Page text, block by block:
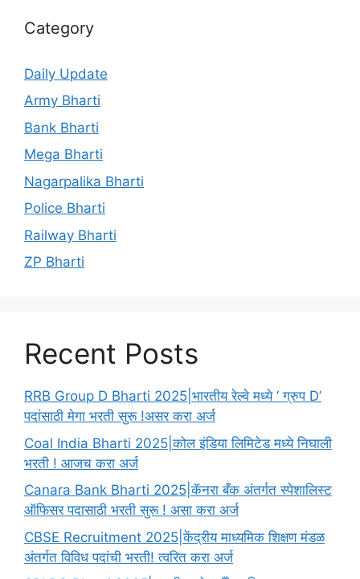
Category
Daily Update
Army Bharti
Bank Bharti
Mega Bharti
Nagarpalika Bharti
Police Bharti
Railway Bharti
ZP Bharti
Recent Posts
RRB Group D Bharti 2025|भारतीय रेल्वे मध्ये ‘ ग्रुप D’
पदांसाठी मेगा भरती सुरू !असर करा अर्ज
Coal India Bharti 2025|कोल इंडिया लिमिटेड मध्ये निघाली
भरती ! आजच करा अर्ज
Canara Bank Bharti 2025|कॅनरा बँक अंतर्गत स्पेशालिस्ट
ऑफिसर पदासाठी भरती सुरू ! असा करा अर्ज
CBSE Recruitment 2025|केंद्रीय माध्यमिक शिक्षण मंडळ
अंतर्गत विविध पदांची भरती! त्वरित करा अर्ज